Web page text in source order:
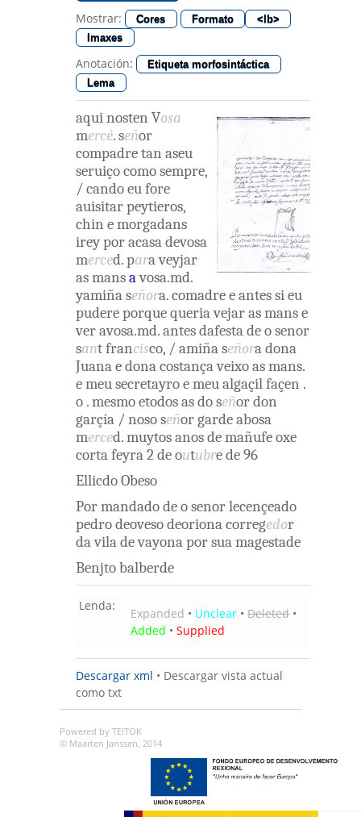
Mostrar: Cores Formato
<lb>
Imaxes
Anotación:
Etiqueta morfosintáctica
Lema
aquinosten Vosa
mercé.señor
compadretan aseu
seruiçocomosempre,
/candoeufore
auisitarpeytieros,
chin emorgadans
ireypor acasadevosa
merced.paraveyjar
asmansavosa.md.
yamiñaseñora.comadreeantessieu
pudereporquequeriavejarasmanse
veravosa.md.antesdafestade osenor
santfrancisco, /amiñaseñoradona
Juanaedonacostançaveixoasmans.
emeusecretayroemeualgaçilfaçen .
o .mesmoetodosasdoseñordon
garçía /nososeñorgardeabosa
merced.muytosanosdemañufeoxe
cortafeyra2deoutubrede96
EllicdoObeso
Pormandadode osenorlecençeado
pedrodeovesodeorionacorregedor
daviladevayonaporsuamagestade
Benjtobalberde
Lenda:
Expanded • Unclear • Deleted •
Added • Supplied
Descargar xml • Descargar vista actual
como txt
Powered by TEITOK
© Maarten Janssen, 2014